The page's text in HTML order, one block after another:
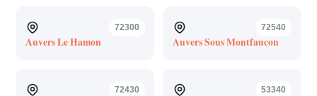
72300
Auvers Le Hamon
72540
Auvers Sous Montfaucon
72430 53340